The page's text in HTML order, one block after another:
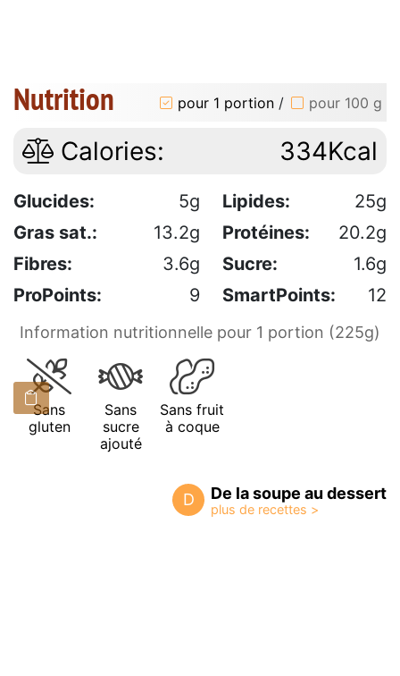
Nutrition pour 1 portion / pour 100 g
Calories: 334Kcal
Glucides: 5g Lipides:
25g
Gras sat.:
13.2g Protéines:
20.2g
Fibres:
3.6g Sucre:
1.6g
ProPoints:
9 SmartPoints: 12
Information nutritionnelle pour 1 portion (225g)
Sans
gluten
Sans
sucre
ajouté
Sans fruit
à coque
D De la soupe au dessert